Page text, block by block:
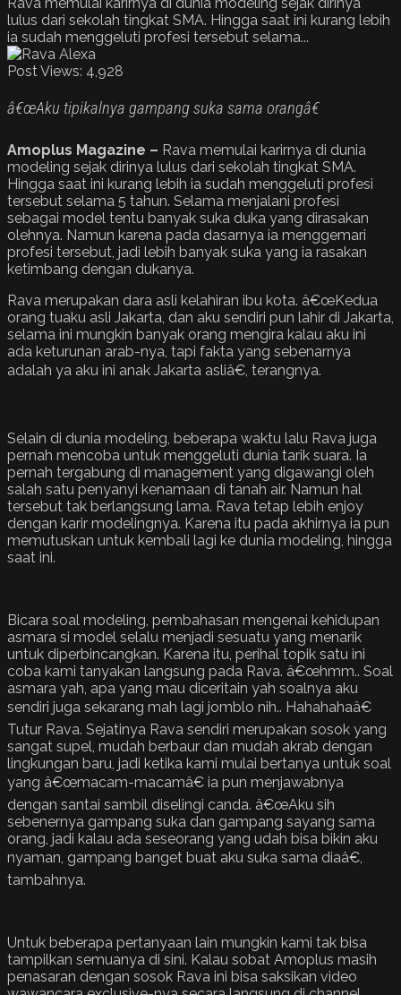
lulus dari sekolah tingkat SMA. Hingga saat ini kurang lebih
ia sudah menggeluti profesi tersebut selama...
Post Views: 4,928
â€œAku tipikalnya gampang suka sama orangâ€
Amoplus Magazine – Rava memulai karirnya di dunia
modeling sejak dirinya lulus dari sekolah tingkat SMA.
Hingga saat ini kurang lebih ia sudah menggeluti profesi
tersebut selama 5 tahun. Selama menjalani profesi
sebagai model tentu banyak suka duka yang dirasakan
olehnya. Namun karena pada dasarnya ia menggemari
profesi tersebut, jadi lebih banyak suka yang ia rasakan
ketimbang dengan dukanya.
Rava merupakan dara asli kelahiran ibu kota. â€œKedua
orang tuaku asli Jakarta, dan aku sendiri pun lahir di Jakarta,
selama ini mungkin banyak orang mengira kalau aku ini
ada keturunan arab-nya, tapi fakta yang sebenarnya
adalah ya aku ini anak Jakarta asliâ€, terangnya.
Selain di dunia modeling, beberapa waktu lalu Rava juga
pernah mencoba untuk menggeluti dunia tarik suara. Ia
pernah tergabung di management yang digawangi oleh
salah satu penyanyi kenamaan di tanah air. Namun hal
tersebut tak berlangsung lama. Rava tetap lebih enjoy
dengan karir modelingnya. Karena itu pada akhirnya ia pun
memutuskan untuk kembali lagi ke dunia modeling, hingga
saat ini.
Bicara soal modeling, pembahasan mengenai kehidupan
asmara si model selalu menjadi sesuatu yang menarik
untuk diperbincangkan. Karena itu, perihal topik satu ini
coba kami tanyakan langsung pada Rava. â€œhmm.. Soal
asmara yah, apa yang mau diceritain yah soalnya aku
sendiri juga sekarang mah lagi jomblo nih.. Hahahahaâ€
Tutur Rava. Sejatinya Rava sendiri merupakan sosok yang
sangat supel, mudah berbaur dan mudah akrab dengan
lingkungan baru, jadi ketika kami mulai bertanya untuk soal
yang â€œmacam-macamâ€ ia pun menjawabnya
dengan santai sambil diselingi canda. â€œAku sih
sebenernya gampang suka dan gampang sayang sama
orang, jadi kalau ada seseorang yang udah bisa bikin aku
nyaman, gampang banget buat aku suka sama diaâ€,
tambahnya.
Untuk beberapa pertanyaan lain mungkin kami tak bisa
tampilkan semuanya di sini. Kalau sobat Amoplus masih
penasaran dengan sosok Rava ini bisa saksikan video